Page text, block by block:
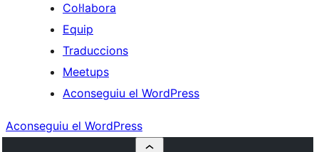
Col·labora
Equip
Traduccions
Meetups
Aconseguiu el WordPress
Aconseguiu el WordPress